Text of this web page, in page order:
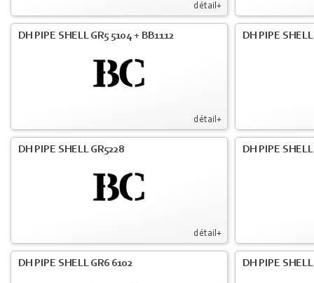
détail+
détail+
DH PIPE SHELL GR5 5104 + BB1112 DH PIPE
détail+
DH PIPE SHELL GR5228 DH PIPE
DH PIPE SHELL GR6 6102 DH PIPE